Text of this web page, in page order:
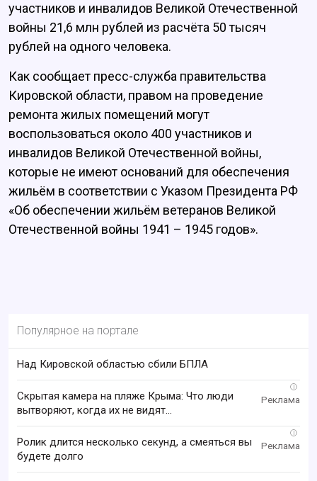
участников и инвалидов Великой Отечественной
войны 21,6 млн рублей из расчёта 50 тысяч
рублей на одного человека.
Как сообщает пресс-служба правительства
Кировской области, правом на проведение
ремонта жилых помещений могут
воспользоваться около 400 участников и
инвалидов Великой Отечественной войны,
которые не имеют оснований для обеспечения
жильём в соответствии с Указом Президента РФ
«Об обеспечении жильём ветеранов Великой
Отечественной войны 1941 – 1945 годов».
Популярное на портале
Над Кировской областью сбили БПЛА
i
Скрытая камера на пляже Крыма: Что люди
вытворяют, когда их не видят...
i
Ролик длится несколько секунд, а смеяться вы
будете долго